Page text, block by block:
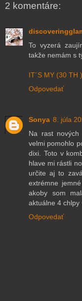
2 komentáre:
To vyzerá
takže nemám s
IT´S MY (30 TH
Odpovedať
Sonya 8. júla
Na rast nových
velmi pomohlo
dixi. Toto v
hlave mi rástli
určite aj to
extrémne
akoby som
aktuálne 4 chlpy
Odpovedať